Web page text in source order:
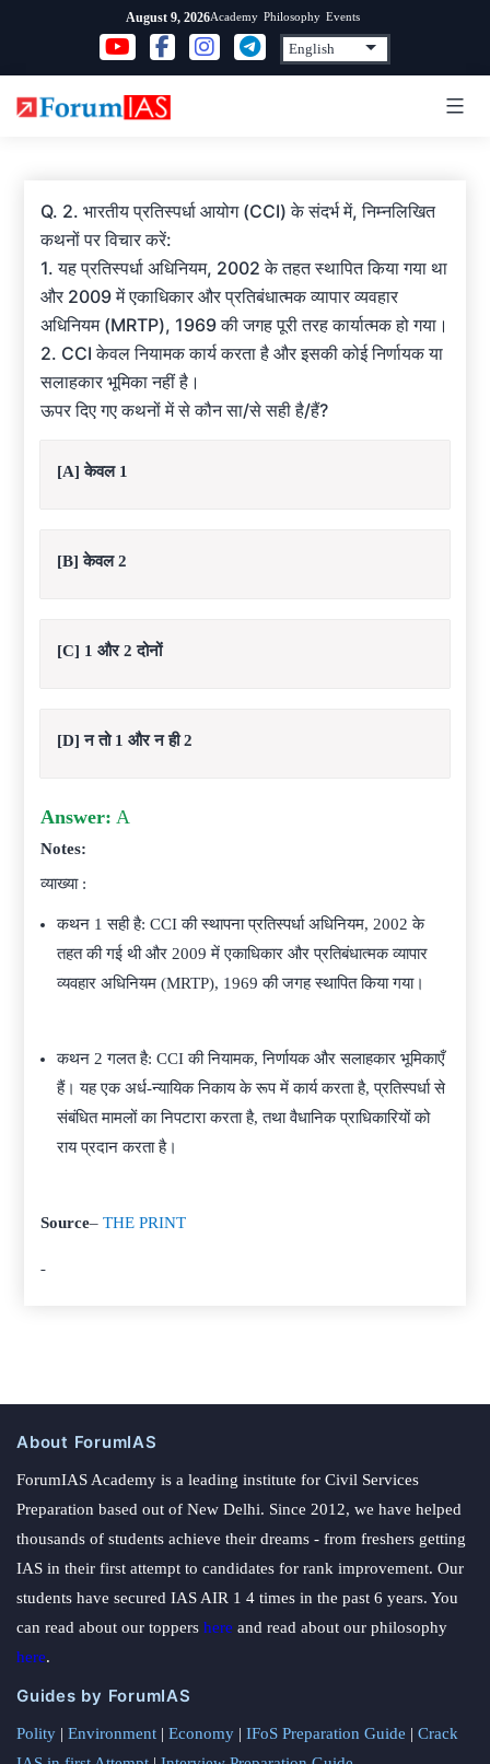
content
August 9, 2026Academy Philosophy Events
Q. 2. भारतीय प्रतिस्पर्धा आयोग (CCI) के संदर्भ में, निम्नलिखित
कथनों पर विचार करें:
1. यह प्रतिस्पर्धा अधिनियम, 2002 के तहत स्थापित किया गया था
और 2009 में एकाधिकार और प्रतिबंधात्मक व्यापार व्यवहार
अधिनियम (MRTP), 1969 की जगह पूरी तरह कार्यात्मक हो गया।
2. CCI केवल नियामक कार्य करता है और इसकी कोई निर्णायक या
सलाहकार भूमिका नहीं है।
ऊपर दिए गए कथनों में से कौन सा/से सही है/हैं?
[A] केवल 1
[B] केवल 2
[C] 1 और 2 दोनों
[D] न तो 1 और न ही 2
Answer: A
Notes:
व्याख्या :
कथन 1 सही है: CCI की स्थापना प्रतिस्पर्धा अधिनियम, 2002 के
तहत की गई थी और 2009 में एकाधिकार और प्रतिबंधात्मक व्यापार
व्यवहार अधिनियम (MRTP), 1969 की जगह स्थापित किया गया।
कथन 2 गलत है: CCI की नियामक, निर्णायक और सलाहकार भूमिकाएँ
हैं। यह एक अर्ध-न्यायिक निकाय के रूप में कार्य करता है, प्रतिस्पर्धा से
संबंधित मामलों का निपटारा करता है, तथा वैधानिक प्राधिकारियों को
राय प्रदान करता है।
Source– THE PRINT
About ForumIAS
ForumIAS Academy is a leading institute for Civil Services
Preparation based out of New Delhi. Since 2012, we have helped
thousands of students achieve their dreams - from freshers getting
IAS in their first attempt to candidates for rank improvement. Our
students have secured IAS AIR 1 4 times in the past 6 years. You
can read about our toppers here and read about our philosophy
here.
Guides by ForumIAS
Polity | Environment | Economy | IFoS Preparation Guide | Crack